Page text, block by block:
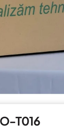
T016